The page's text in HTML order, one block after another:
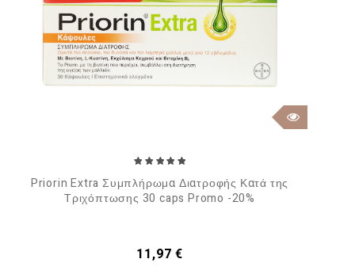
Priorin Extra Συμπλήρωμα Διατροφής Κατά της
Τριχόπτωσης 30 caps Promo -20%
Τιμή
11,97 €